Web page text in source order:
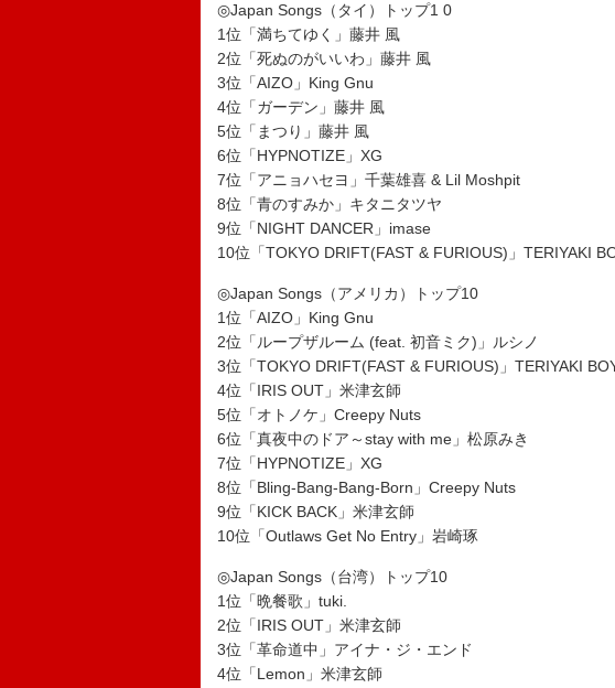
◎Japan Songs（タイ）トップ1 0
1位「満ちてゆく」藤井 風
2位「死ぬのがいいわ」藤井 風
3位「AIZO」King Gnu
4位「ガーデン」藤井 風
5位「まつり」藤井 風
6位「HYPNOTIZE」XG
7位「アニョハセヨ」千葉雄喜 & Lil Moshpit
8位「青のすみか」キタニタツヤ
9位「NIGHT DANCER」imase
10位「TOKYO DRIFT(FAST & FURIOUS)」TERIYAKI
◎Japan Songs（アメリカ）トップ10
1位「AIZO」King Gnu
2位「ループザルーム (feat. 初音ミク)」ルシノ
3位「TOKYO DRIFT(FAST & FURIOUS)」TERIYAKI
4位「IRIS OUT」米津玄師
5位「オトノケ」Creepy Nuts
6位「真夜中のドア～stay with me」松原みき
7位「HYPNOTIZE」XG
8位「Bling-Bang-Bang-Born」Creepy Nuts
9位「KICK BACK」米津玄師
10位「Outlaws Get No Entry」岩崎琢
◎Japan Songs（台湾）トップ10
1位「晩餐歌」tuki.
2位「IRIS OUT」米津玄師
3位「革命道中」アイナ・ジ・エンド
4位「Lemon」米津玄師